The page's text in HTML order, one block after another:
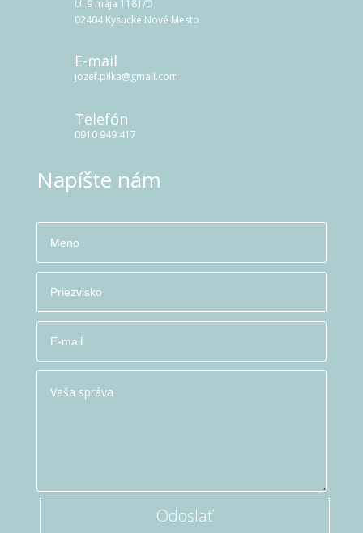
Ul.9 mája 1181/D
02404 Kysucké Nové Mesto
E-mail
jozef.pilka@gmail.com
Telefón
0910 949 417
Napíšte nám
Odoslať